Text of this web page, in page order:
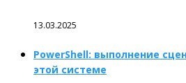
13.03.2025
PowerShell: выполнение
этой системе